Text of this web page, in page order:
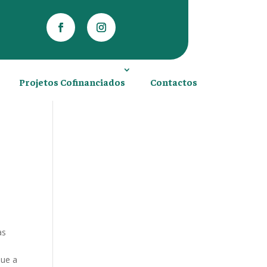
Projetos Cofinanciados Contactos
a